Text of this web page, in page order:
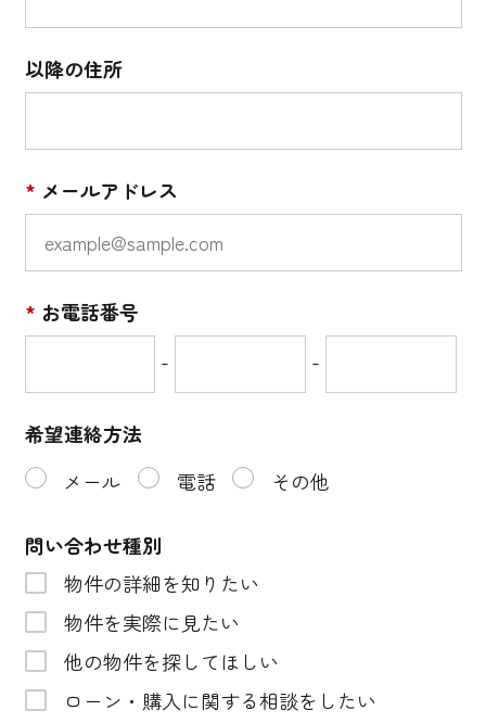
以降の住所
* メールアドレス
* お電話番号
-
-
希望連絡方法
メール
電話 その他
問い合わせ種別
物件の詳細を知りたい
物件を実際に見たい
他の物件を探してほしい
ローン・購入に関する相談をしたい